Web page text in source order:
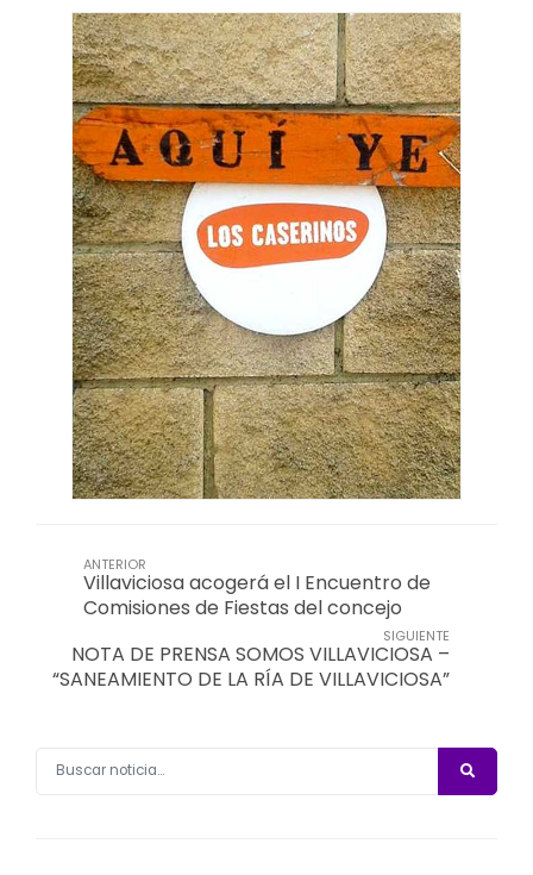
ANTERIOR
Villaviciosa acogerá el I Encuentro de
Comisiones de Fiestas del concejo
SIGUIENTE
NOTA DE PRENSA SOMOS VILLAVICIOSA –
“SANEAMIENTO DE LA RÍA DE VILLAVICIOSA”